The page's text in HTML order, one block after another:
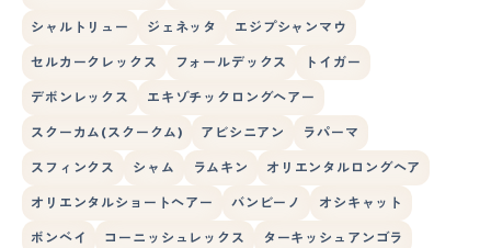
シャルトリュー ジェネッタ エジプシャンマウ
セルカークレックス フォールデックス トイガー
デボンレックス エキゾチックロングヘアー
スクーカム(スクークム) アビシニアン ラパーマ
スフィンクス シャム ラムキン オリエンタルロングヘア
オリエンタルショートヘアー バンビーノ オシキャット
ボンベイ コーニッシュレックス ターキッシュアンゴラ